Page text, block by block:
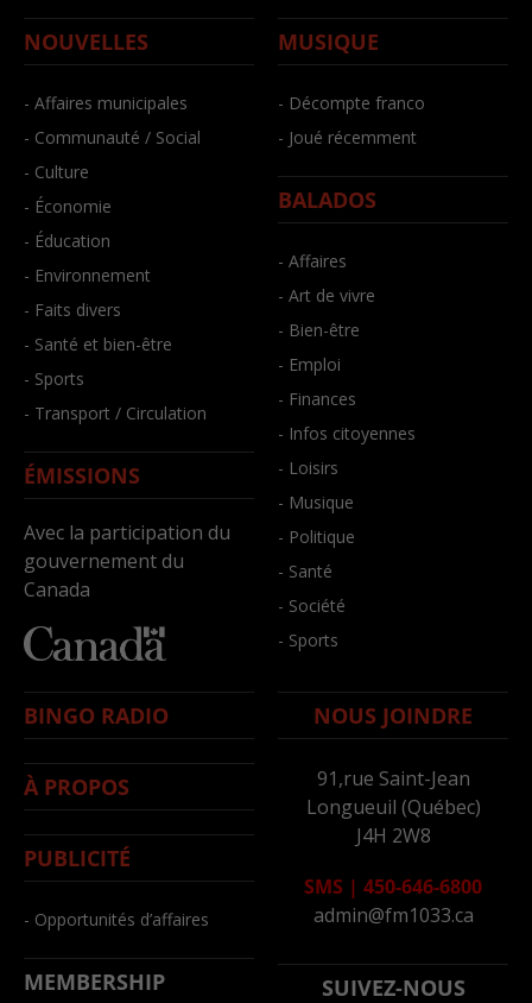
NOUVELLES
- Affaires municipales
- Communauté / Social
- Culture
- Économie
- Éducation
- Environnement
- Faits divers
- Santé et bien-être
- Sports
- Transport / Circulation
ÉMISSIONS
Avec la participation du
gouvernement du
Canada
MUSIQUE
- Décompte franco
- Joué récemment
BALADOS
- Affaires
- Art de vivre
- Bien-être
- Emploi
- Finances
- Infos citoyennes
- Loisirs
- Musique
- Politique
- Santé
- Société
- Sports
BINGO RADIO
À PROPOS
PUBLICITÉ
- Opportunités d’affaires
MEMBERSHIP
NOUS JOINDRE
91,rue Saint-Jean
Longueuil (Québec)
J4H 2W8
SMS | 450-646-6800
admin@fm1033.ca
SUIVEZ-NOUS